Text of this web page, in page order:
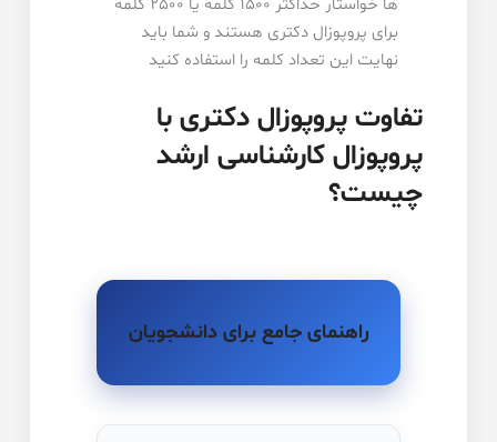
ها خواستار حداکثر 1500 کلمه یا 2500 کلمه
برای پروپوزال دکتری هستند و شما باید
نهایت این تعداد کلمه را استفاده کنید
تفاوت پروپوزال دکتری با
پروپوزال کارشناسی ارشد
چیست؟
راهنمای جامع برای دانشجویان